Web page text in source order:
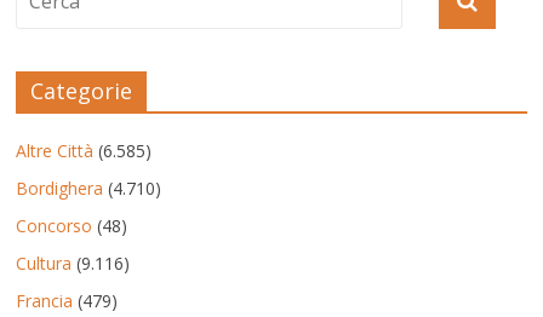
Categorie
Altre Città (6.585)
Bordighera (4.710)
Concorso (48)
Cultura (9.116)
Francia (479)